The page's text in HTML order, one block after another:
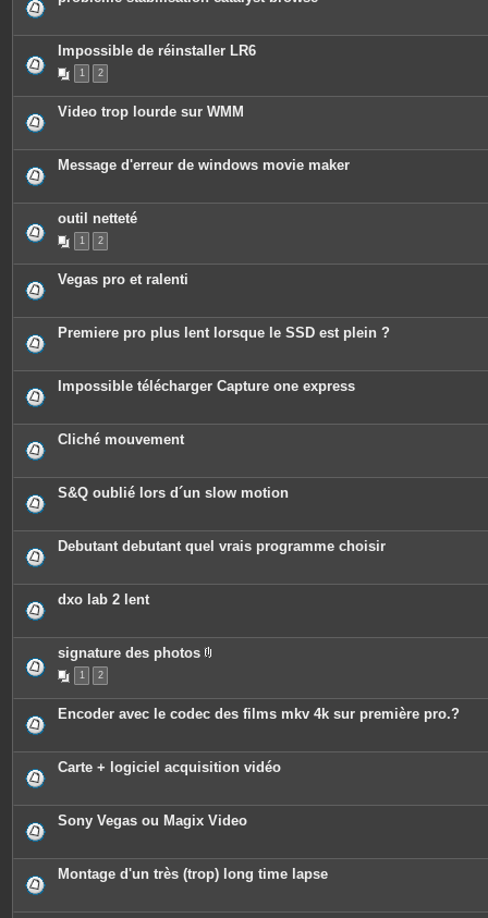
Impossible de réinstaller LR6
1 2
Video trop lourde sur WMM
Message d'erreur de windows movie maker
outil netteté
1 2
Vegas pro et ralenti
Premiere pro plus lent lorsque le SSD est plein ?
Impossible télécharger Capture one express
Cliché mouvement
S&Q oublié lors d´un slow motion
Debutant debutant quel vrais programme choisir
dxo lab 2 lent
signature des photos
c
e
o
i
e
s
1 2
Encoder avec le codec des films mkv 4k sur première pro.?
Carte + logiciel acquisition vidéo
Sony Vegas ou Magix Video
Montage d'un très (trop) long time lapse